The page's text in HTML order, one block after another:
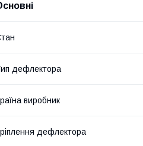
дефлектора
виробник
дефлектора